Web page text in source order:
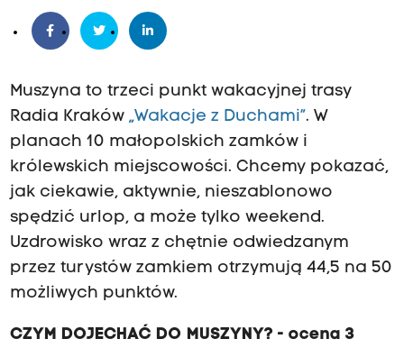
Muszyna to trzeci punkt wakacyjnej trasy
Radia Kraków„Wakacje z Duchami”. W
planach 10 małopolskich zamków i
królewskich miejscowości. Chcemy pokazać,
jak ciekawie, aktywnie, nieszablonowo
spędzić urlop, a może tylko weekend.
Uzdrowisko wraz z chętnie odwiedzanym
przez turystów zamkiem otrzymują 44,5 na 50
możliwych punktów.
CZYM DOJECHAĆ DO MUSZYNY? - ocena 3